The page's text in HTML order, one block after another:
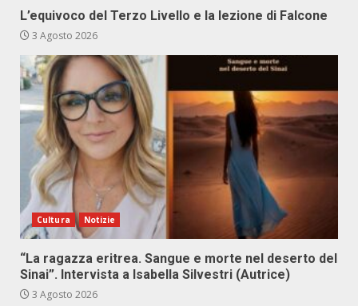
L’equivoco del Terzo Livello e la lezione di Falcone
3 Agosto 2026
Cultura Notizie
“La ragazza eritrea. Sangue e morte nel deserto del
Sinai”. Intervista a Isabella Silvestri (Autrice)
3 Agosto 2026